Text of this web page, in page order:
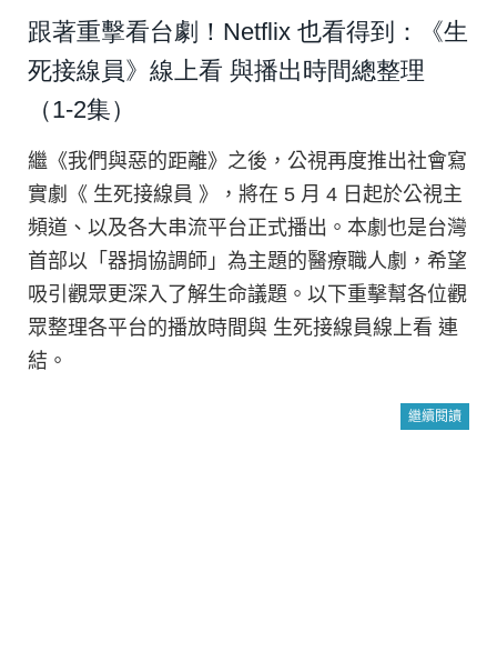
跟著重擊看台劇！Netflix 也看得到：《生
死接線員》線上看 與播出時間總整理
（1-2集）
繼《我們與惡的距離》之後，公視再度推出社會寫
實劇《 生死接線員 》，將在 5 月 4 日起於公視主
頻道、以及各大串流平台正式播出。本劇也是台灣
首部以「器捐協調師」為主題的醫療職人劇，希望
吸引觀眾更深入了解生命議題。以下重擊幫各位觀
眾整理各平台的播放時間與 生死接線員線上看 連
結。
繼續閱讀